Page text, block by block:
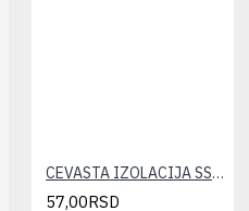
CEVASTA IZOLACIJA SSL-KLIMA 18x6 (10m)
57,00RSD